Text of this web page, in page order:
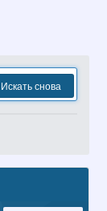
Искать снова